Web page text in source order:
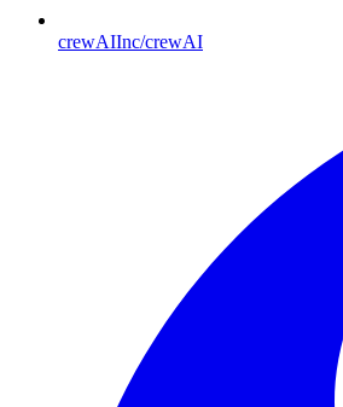
crewAIInc/crewAI